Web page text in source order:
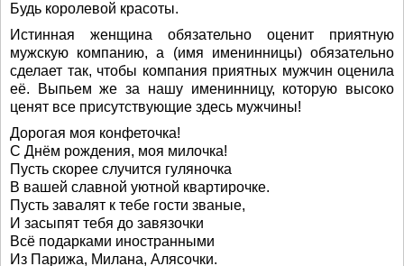
Будь королевой красоты.
Истинная женщина обязательно оценит приятную
мужскую компанию, а (имя именинницы) обязательно
сделает так, чтобы компания приятных мужчин оценила
её. Выпьем же за нашу именинницу, которую высоко
ценят все присутствующие здесь мужчины!
Дорогая моя конфеточка!
С Днём рождения, моя милочка!
Пусть скорее случится гуляночка
В вашей славной уютной квартирочке.
Пусть завалят к тебе гости званые,
И засыпят тебя до завязочки
Всё подарками иностранными
Из Парижа, Милана, Алясочки.